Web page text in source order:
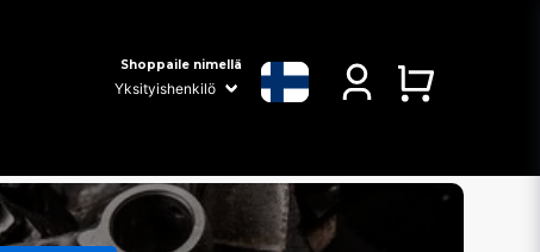
Shoppaile nimellä